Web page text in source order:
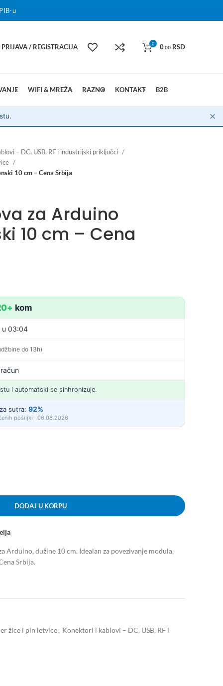
u
PRIJAVA / REGISTRACIJA 0 0.00 RSD
WIFI & MREŽA RAZNO KONTAKT B2B
✕
– DC, USB, RF i industrijski priključci
10 cm – Cena Srbija
za Arduino
10 cm – Cena
kom
u 03:04
do 13h)
i automatski se sinhronizuje.
sutra: 92%
pošiljki · 06.08.2026
DODAJ U KORPU
Arduino, dužine 10 cm. Idealan za povezivanje modula,
Srbija.
žice i pin letvice, Konektori i kablovi – DC, USB, RF i